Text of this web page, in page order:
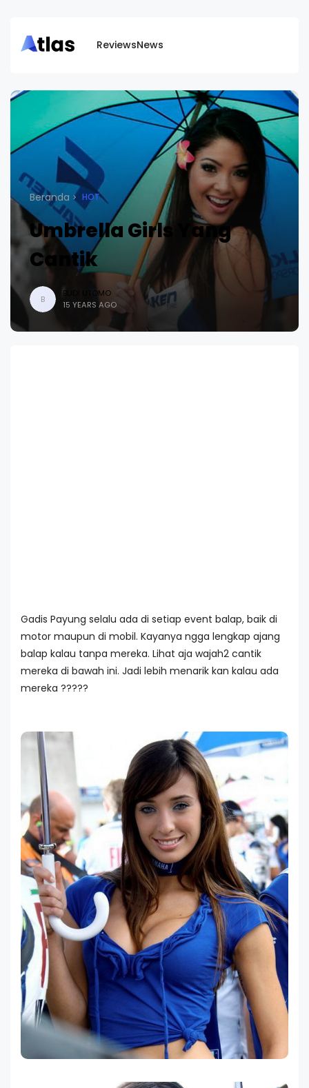
ReviewsNews
Beranda HOT
Umbrella Girls Yang
Cantik
B
BUDI UTOMO
15 YEARS AGO
Gadis Payung selalu ada di setiap event balap, baik di
motor maupun di mobil. Kayanya ngga lengkap ajang
balap kalau tanpa mereka. Lihat aja wajah2 cantik
mereka di bawah ini. Jadi lebih menarik kan kalau ada
mereka ?????